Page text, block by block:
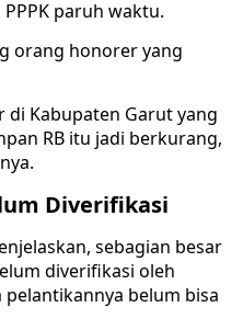
paruh waktu.
orang honorer yang
di Kabupaten Garut yang
RB itu jadi berkurang,
Diverifikasi
sebagian besar
diverifikasi oleh
belum bisa